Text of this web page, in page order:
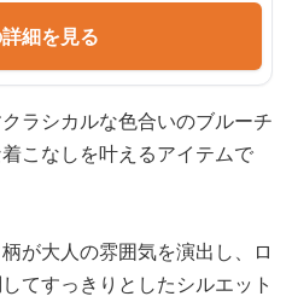
細を見る
ラシカルな色合いのブルーチ
こなしを叶えるアイテムで
が大人の雰囲気を演出し、ロ
てすっきりとしたシルエット